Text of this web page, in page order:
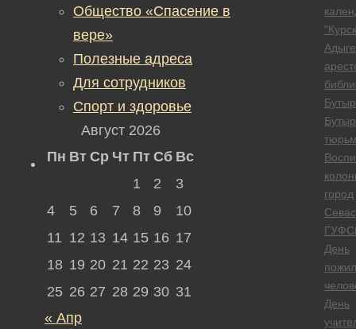
город
День
День
Общество «Спасение в
вере»
Полезные адреса
Для сотрудников
Спорт и здоровье
Август 2026
Пн Вт Ср Чт Пт Сб Вс
1
2
3
4
5 6 7 8 9
10
11 12 13 14 15 16 17
18 19 20 21 22 23 24
25 26 27 28 29 30 31
« Апр